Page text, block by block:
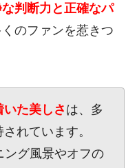
判断力と正確なパ
のファンを惹きつ
た美しさ は、多
れています。
ング風景やオフの